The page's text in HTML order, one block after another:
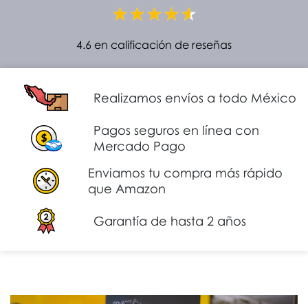
4.6 en calificación de reseñas
Realizamos envíos a todo México
Pagos seguros en línea con
Mercado Pago
Enviamos tu compra más rápido
que Amazon
Garantía de hasta 2 años